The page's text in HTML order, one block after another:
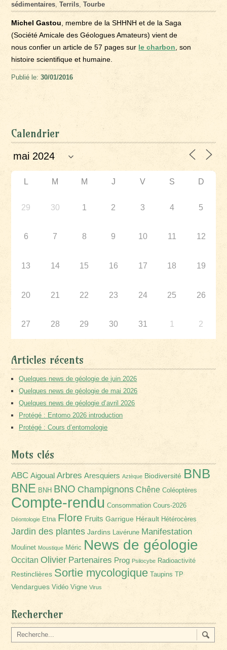
sédimentaires,Terrils,Tourbe
Michel Gastou , membre de la SHHNH et de la Saga
(Société Amicale des Géologues Amateurs) vient de
nous confier un article de 57 pages sur le charbon , son
histoire scientifique et humaine.
Publié le:30/01/2016
Calendrier
L M M J V S D
29 30 1 2 3 4 5
6 7 8 9 10 11 12
13 14 15 16 17 18 19
20 21 22 23 24 25 26
27 28 29 30 31 1 2
Articles récents
Quelques news de géologie de juin 2026
Quelques news de géologie de mai 2026
Quelques news de géologie d’avril 2026
Protégé : Entomo 2026 introduction
Protégé : Cours d’entomologie
Mots clés
ABC Aigoual Arbres Aresquiers Aztèque Biodiversité BNB
BNE BNH BNO Champignons Chêne Coléoptères
Compte-rendu Consommation Cours-2026
Déontologie Etna Flore Fruits Garrigue Hérault Hétérocères
Jardin des plantes Jardins Lavérune Manifestation
Moulinet Moustique Méric News de géologie
Occitan Olivier Partenaires Prog Psilocybe Radioactivité
Restinclières Sortie mycologique Taupins TP
Vendargues Vidéo Vigne Virus
Rechercher